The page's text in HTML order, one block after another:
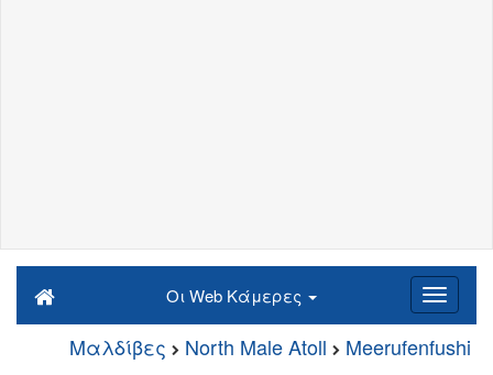
Οι Web Κάμερες
Μαλδίβες North Male Atoll Meerufenfushi